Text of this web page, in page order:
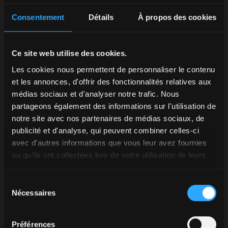
Consentement Détails À propos des cookies
Ce site web utilise des cookies.
Les cookies nous permettent de personnaliser le contenu
et les annonces, d'offrir des fonctionnalités relatives aux
médias sociaux et d'analyser notre trafic. Nous
partageons également des informations sur l'utilisation de
notre site avec nos partenaires de médias sociaux, de
publicité et d'analyse, qui peuvent combiner celles-ci
avec d'autres informations que vous leur avez fournies
ou qu'ils ont collectées lors de votre utilisation de leurs
Nécessaires
Préférences
performants est essentiel pour garantir l’efficacité de la
gestion des terres. Les tracteurs
Drive(moteurs 165-240 ch), par exemple, se distinguent
par leurs performances, confort et technologies de
pointe, idéaux pour affronter de longues campagnes de
préparation du sol, des semis et de récolte.
Découvrez le McCormick x7.6
consommateurs guident la sélection de nouvelles